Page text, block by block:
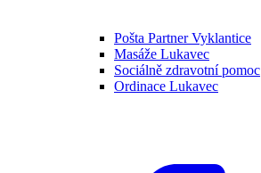
Pošta Partner Vyklantice
Masáže Lukavec
Sociálně zdravotní pomoc
Ordinace Lukavec